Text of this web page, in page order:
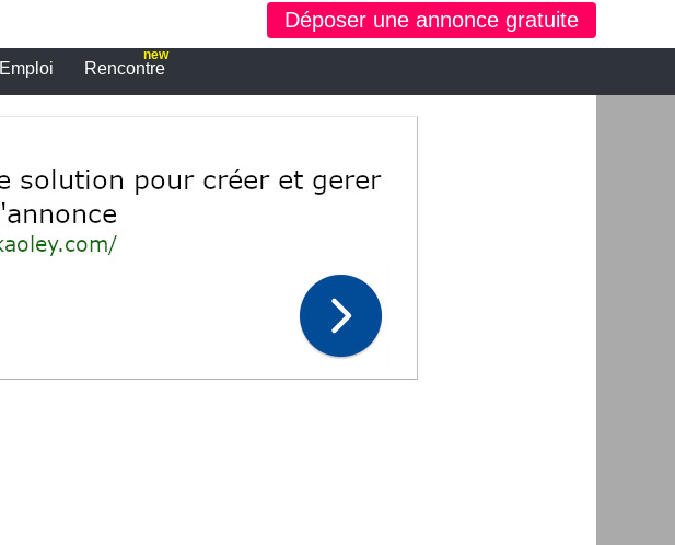
Déposer une annonce gratuite
Emploi Rencontre
new